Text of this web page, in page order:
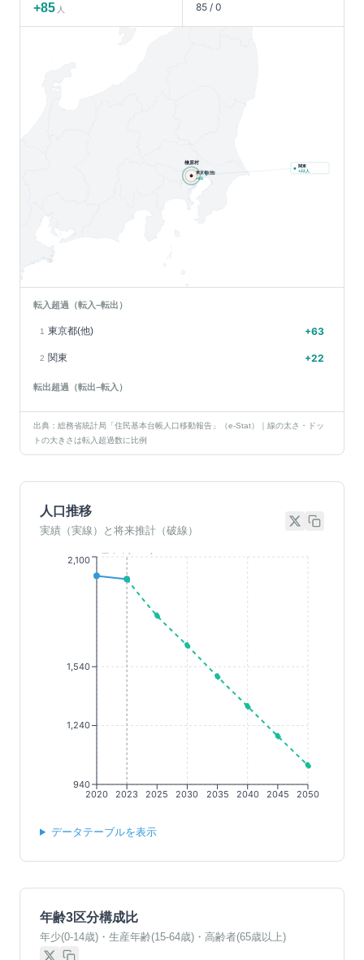
+85 人 85/ 0
東京都(他)
+63
檜原村
関東
+22人
転入超過（転入−転出）
1 東京都(他) +63
2 関東 +22
転出超過（転出−転入）
出典：総務省統計局「住民基本台帳人口移動報告」（e-Stat）｜線の太さ・ドッ
トの大きさは転入超過数に比例
人口推移
実績（実線）と将来推計（破線）
2020 2023 2025 2030 2035 2040 2045 2050
940
1,240
1,540
2,100
データテーブルを表示
年齢3区分構成比
年少(0-14歳)・生産年齢(15-64歳)・高齢者(65歳以上)